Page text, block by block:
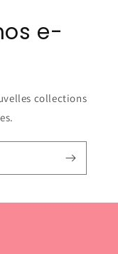
e-
collections